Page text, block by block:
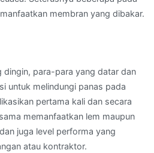
membran yang dibakar.
dingin, para-para yang datar dan
untuk melindungi panas pada
pertama kali dan secara
memanfaatkan lem maupun
juga level performa yang
atau kontraktor.